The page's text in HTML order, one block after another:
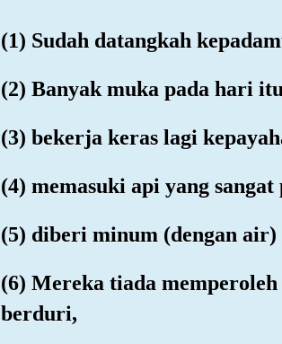
(1) Sudah datangkah
(2) Banyak muka pada hari
(3) bekerja keras lagi
(4) memasuki api yang sangat
(5) diberi minum (dengan air)
(6) Mereka tiada
berduri,